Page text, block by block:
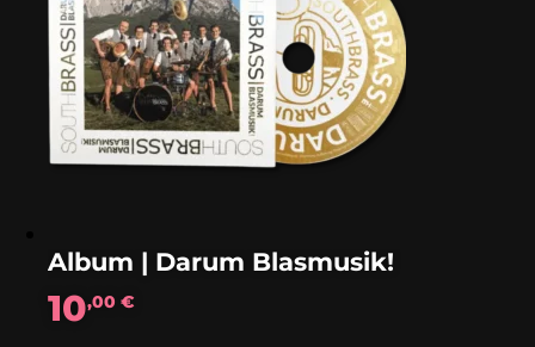
Album | Darum Blasmusik!
10,00€